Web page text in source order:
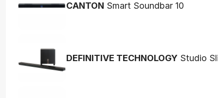
CANTON Smart Soundbar 10
DEFINITIVE TECHNOLOGY Studio